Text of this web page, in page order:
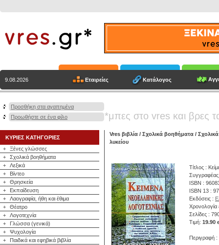
9.08.2026 Εταιρείες Κατάλογος
Προσθήκη στα αγαπημένα
Προωθήστε σε ένα φίλο
*μπες στο vres και βρες
ΚΥΡΙΕΣ ΚΑΤΗΓΟΡΙΕΣ
+
Ξένες γλώσσες
+
Σχολικά βοηθήματα
+
Λεξικά
+
Βίντεο
+
Θρησκεία
+
Εκπαίδευση
+
Λαογραφία, ήθη και έθιμα
+
Θέατρο
+
Λογοτεχνία
+
Γλώσσα (γενικά)
+
Ψυχολογία
+
Παιδικά και εφηβικά βιβλία
Vres βιβλία / Σχολικά βοηθήματα /
λυκείου
Τίτλος :
ISBN :
ISBN 13 :
Εκδόσεις :
Σελίδες :
Τιμή: 19.90
Περιγραφή :